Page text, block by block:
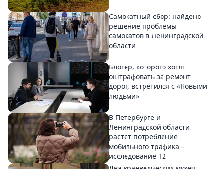
Самокатный сбор: найдено
решение проблемы
самокатов в Ленинградской
области
Блогер, которого хотят
оштрафовать за ремонт
дорог, встретился с «Новыми
людьми»
В Петербурге и
Ленинградской области
растет потребление
мобильного трафика –
исследование T2